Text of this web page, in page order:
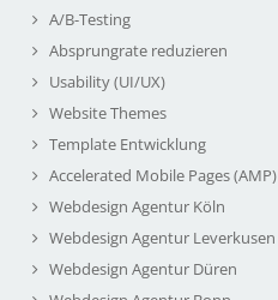
A/B-Testing
Absprungrate reduzieren
Usability (UI/UX)
Website Themes
Template Entwicklung
Accelerated Mobile Pages (AMP)
Webdesign Agentur Köln
Webdesign Agentur Leverkusen
Webdesign Agentur Düren